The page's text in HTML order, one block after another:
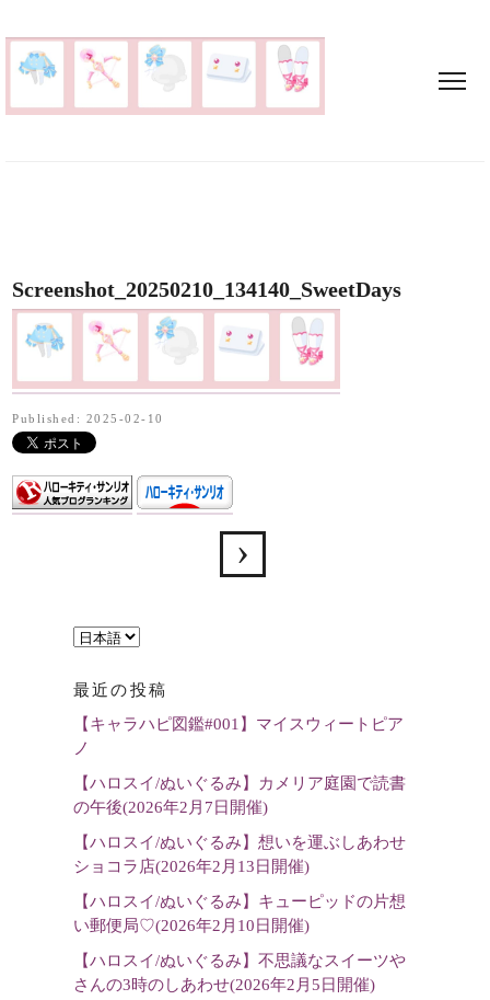
Screenshot_20250210_134140_SweetDays
Published: 2025-02-10
言
を
選
最近の投稿
【キャラハピ図鑑#001】マイスウィートピア
ノ
【ハロスイ/ぬいぐるみ】カメリア庭園で読書
の午後(2026年2月7日開催)
【ハロスイ/ぬいぐるみ】想いを運ぶしあわせ
ショコラ店(2026年2月13日開催)
【ハロスイ/ぬいぐるみ】キューピッドの片想
い郵便局♡(2026年2月10日開催)
【ハロスイ/ぬいぐるみ】不思議なスイーツや
さんの3時のしあわせ(2026年2月5日開催)